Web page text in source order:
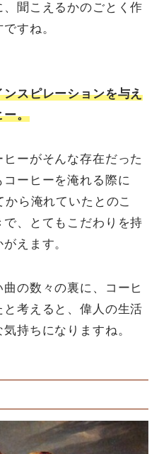
聞こえるかのごとく作
すね。
ンスピレーションを与え
ー。
ーがそんな存在だった
ーヒーを淹れる際に
ら淹れていたとのこ
、とてもこだわりを持
えます。
の数々の裏に、コーヒ
考えると、偉人の生活
持ちになりますね。